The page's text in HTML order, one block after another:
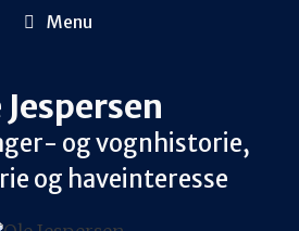
Menu
Jespersen
og vognhistorie,
og haveinteresse